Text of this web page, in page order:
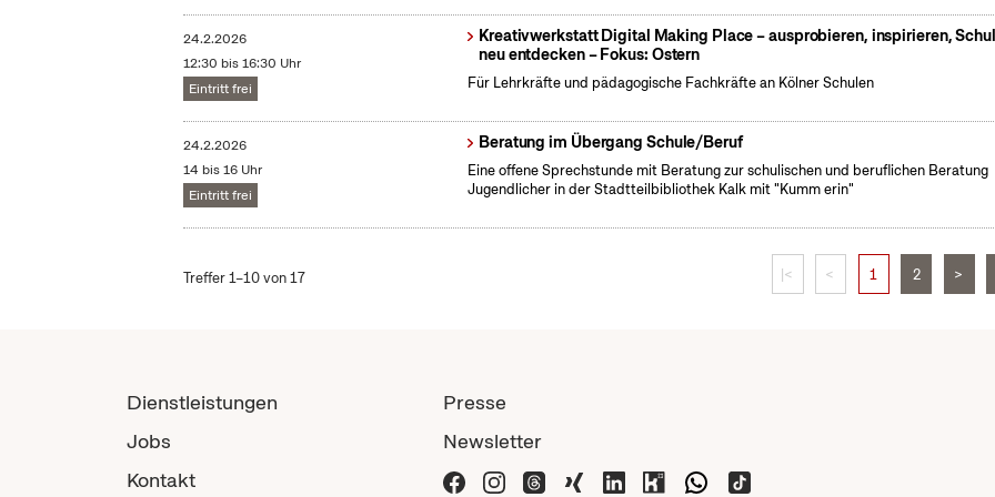
24.2.2026
12:30 bis 16:30 Uhr
Eintritt frei
Kreativwerkstatt Digital Making Place – ausprobieren, inspirieren,
neu entdecken – Fokus: Ostern
Für Lehrkräfte und pädagogische Fachkräfte an Kölner Schulen
24.2.2026
14 bis 16 Uhr
Eintritt frei
Beratung im Übergang Schule/Beruf
Eine offene Sprechstunde mit Beratung zur schulischen und beruflichen Beratung
Jugendlicher in der Stadtteilbibliothek Kalk mit "Kumm erin"
Treffer 1–10 von 17 |< < 1 2 >
Dienstleistungen
Jobs
Kontakt
Presse
Newsletter